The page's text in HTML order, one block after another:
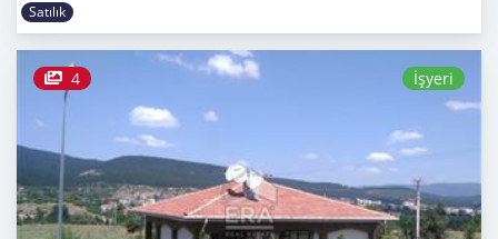
Satılık
4 İşyeri